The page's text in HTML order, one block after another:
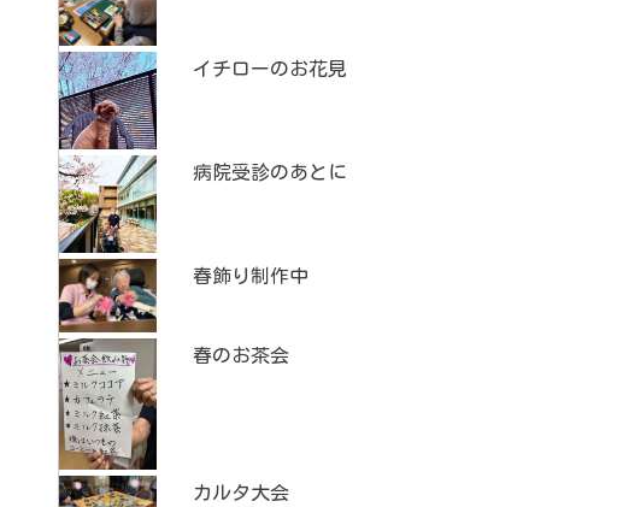
イチローのお花見
病院受診のあとに
春飾り制作中
春のお茶会
カルタ大会